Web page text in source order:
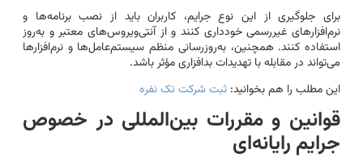
برای جلوگیری از این نوع جرایم، کاربران باید از نصب برنامه‌ها و
نرم‌افزارهای غیررسمی خودداری کنند و از آنتی‌ویروس‌های معتبر و به‌روز
استفاده کنند. همچنین، به‌روزرسانی منظم سیستم‌عامل‌ها و نرم‌افزارها
می‌تواند در مقابله با تهدیدات بدافزاری مؤثر باشد.
این مطلب را هم بخوانید: ثبت شرکت تک نفره
قوانین و مقررات بین‌المللی در خصوص
جرایم رایانه‌ای